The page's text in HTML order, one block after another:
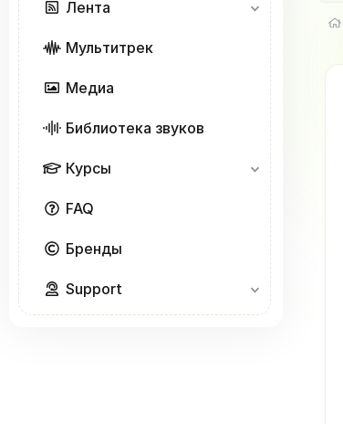
Лента
Мультитрек
Медиа
Библиотека звуков
Курсы
FAQ
Бренды
Support
о